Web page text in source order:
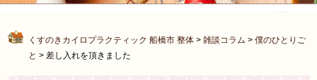
くすのきカイロプラクティック 船橋市 整体 > 雑談コラム > 僕のひとりご
と > 差し入れを頂きました